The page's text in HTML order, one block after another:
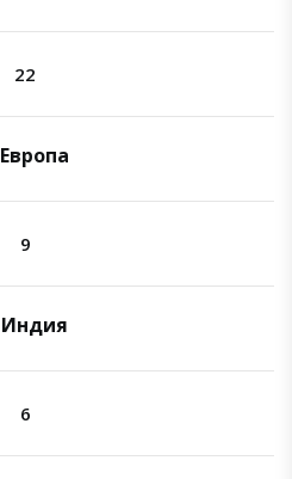
22
Европа
9
Индия
6